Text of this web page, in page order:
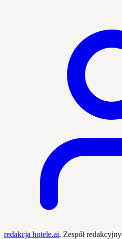
redakcja hotele.ai, Zespół redakcyjny